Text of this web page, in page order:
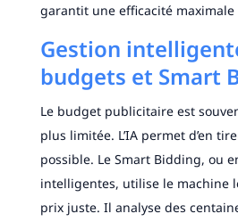
garantit une efficacité maximale
Gestion
budgets et Smart
Le budget publicitaire est
plus limitée. L’IA permet d’en
possible. Le Smart Bidding, ou
intelligentes, utilise le machine
prix juste. Il analyse des